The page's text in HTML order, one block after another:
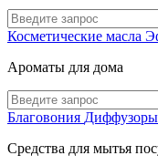
Косметические масла
Ароматы для дома
Благовония Диффузоры
Средства для мытья